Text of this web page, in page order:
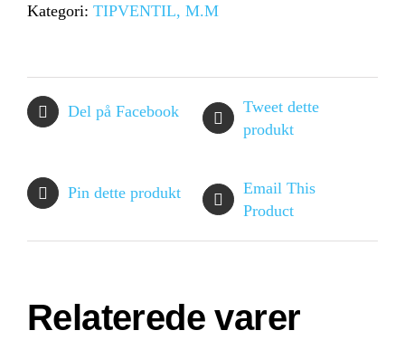
Kategori: TIPVENTIL, M.M
Del på Facebook
Tweet dette
produkt
Pin dette produkt
Email This
Product
Relaterede varer